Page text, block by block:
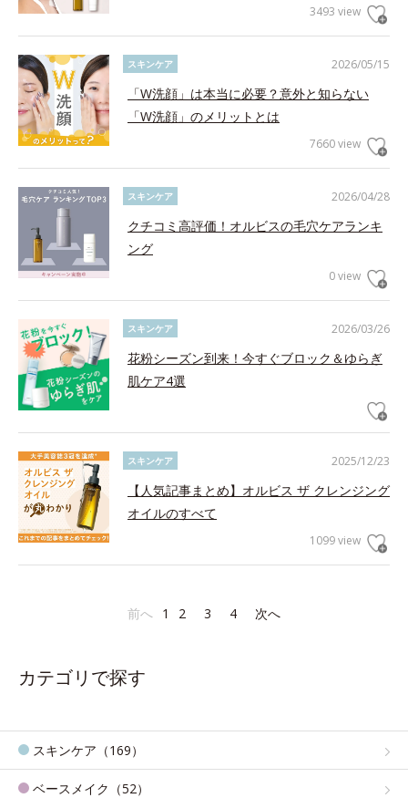
3493 view
2026/05/15
スキンケア
「W洗顔」は本当に必要？意外と知らない
「W洗顔」のメリットとは
7660 view
2026/04/28
スキンケア
クチコミ高評価！オルビスの毛穴ケアランキ
ング
0 view
2026/03/26
スキンケア
花粉シーズン到来！今すぐブロック＆ゆらぎ
肌ケア4選
2025/12/23
スキンケア
【人気記事まとめ】オルビス ザ クレンジング
オイルのすべて
1099 view
前へ 1 2 3 4 次へ
カテゴリで探す
スキンケア（169）
ベースメイク（52）